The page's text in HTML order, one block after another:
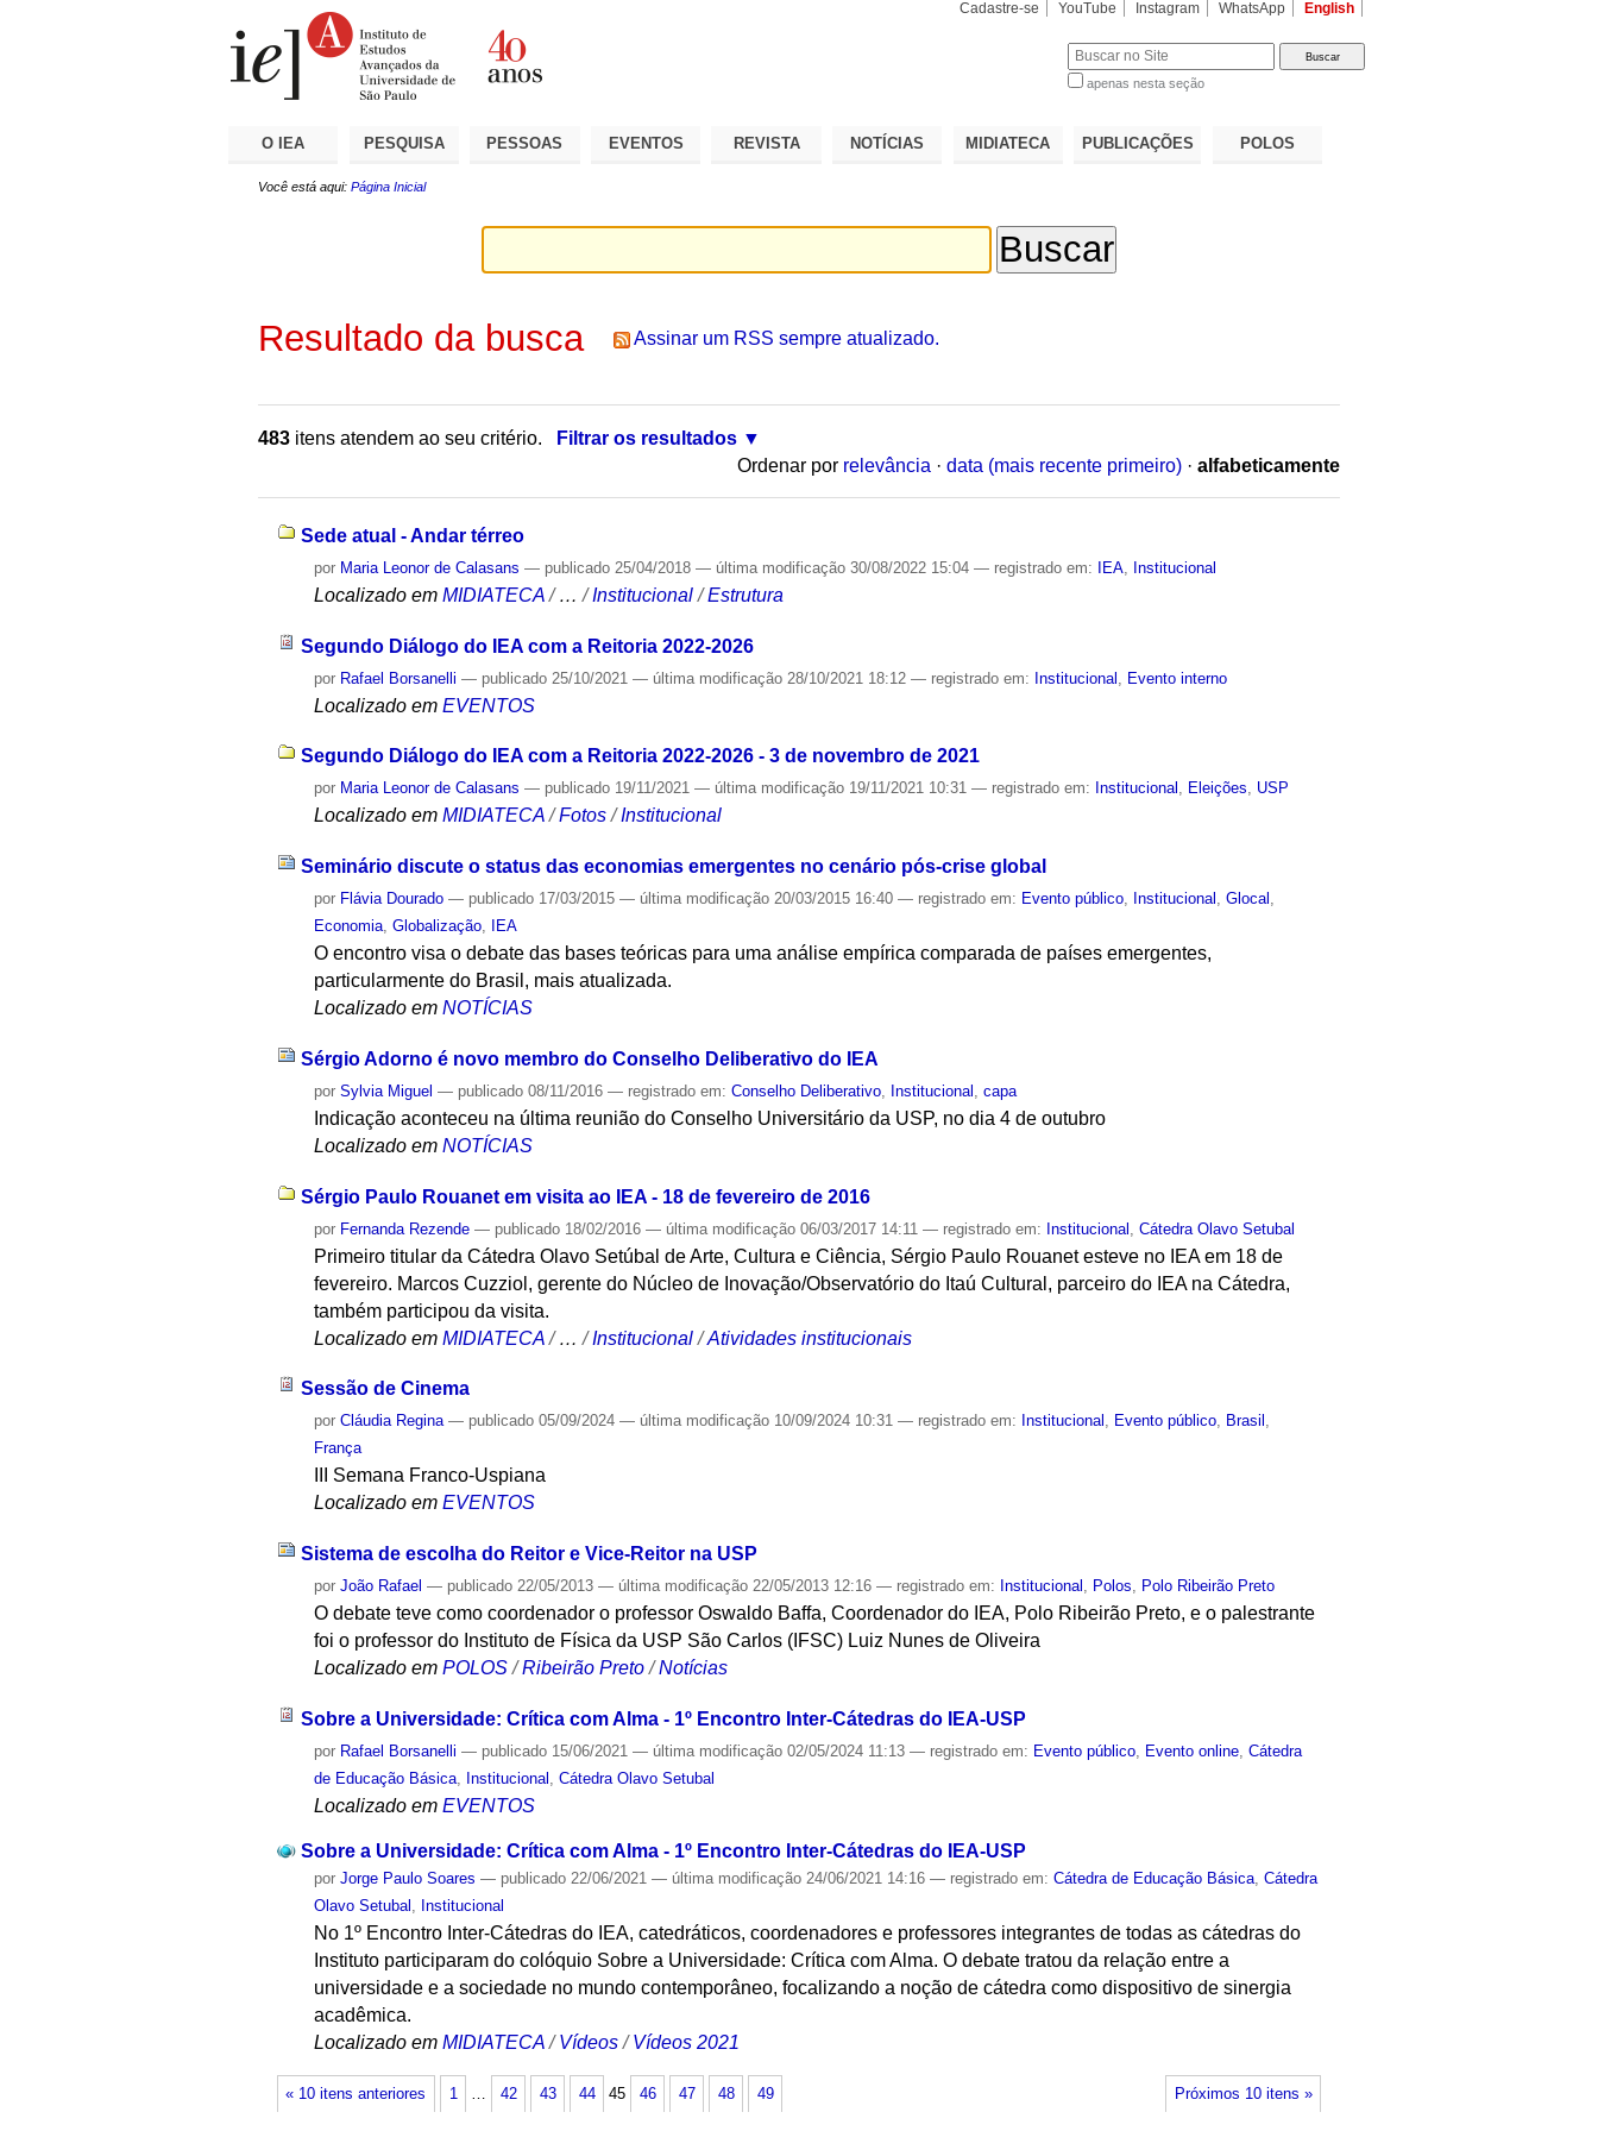
Cadastre-se YouTube Instagram WhatsApp English
apenas nesta seção
O IEA PESQUISA PESSOAS EVENTOS REVISTA NOTÍCIAS MIDIATECA PUBLICAÇÕES POLOS
Você está aqui: Página Inicial
Resultado da busca Assinar um RSS sempre atualizado.
483 itens atendem ao seu critério.
Filtrar os resultados
Ordenar por relevância · data (mais recente primeiro) · alfabeticamente
Sede atual - Andar térreo
por Maria Leonor de Calasans — publicado 25/04/2018— última modificação 30/08/2022 15:04— registrado em: IEA Institucional
Localizado em MIDIATECA /…/Institucional /Estrutura
Segundo Diálogo do IEA com a Reitoria 2022-2026
por Rafael Borsanelli — publicado 25/10/2021— última modificação 28/10/2021 18:12— registrado em: Institucional Evento interno
Localizado em EVENTOS
Segundo Diálogo do IEA com a Reitoria 2022-2026 - 3 de novembro de 2021
por Maria Leonor de Calasans — publicado 19/11/2021— última modificação 19/11/2021 10:31— registrado em: Institucional , Eleições, USP
Localizado em MIDIATECA /Fotos /Institucional
Seminário discute o status das economias emergentes no cenário pós-crise global
por Flávia Dourado — publicado 17/03/2015— última modificação 20/03/2015 16:40— registrado em: Evento público, Institucional ,Glocal ,
Economia,Globalização, IEA
O encontro visa o debate das bases teóricas para uma análise empírica comparada de países emergentes,
particularmente do Brasil, mais atualizada.
Localizado em NOTÍCIAS
Sérgio Adorno é novo membro do Conselho Deliberativo do IEA
porSylvia Miguel — publicado 08/11/2016— registrado em:Conselho Deliberativo Institucional ,capa
Indicação aconteceu na última reunião do Conselho Universitário da USP, no dia 4 de outubro
Localizado em NOTÍCIAS
Sérgio Paulo Rouanet em visita ao IEA - 18 de fevereiro de 2016
por Fernanda Rezende — publicado 18/02/2016— última modificação 06/03/2017 14:11— registrado em: Institucional ,Cátedra Olavo Setubal
Primeiro titular da Cátedra Olavo Setúbal de Arte, Cultura e Ciência, Sérgio Paulo Rouanet esteve no IEA em 18 de
fevereiro. Marcos Cuzziol, gerente do Núcleo de Inovação/Observatório do Itaú Cultural, parceiro do IEA na Cátedra,
também participou da visita.
Localizado em MIDIATECA /…/Institucional /Atividades institucionais
Sessão de Cinema
porCláudia Regina — publicado 05/09/2024— última modificação 10/09/2024 10:31— registrado em: Institucional , Evento público, Brasil ,
França
III Semana Franco-Uspiana
Localizado em EVENTOS
Sistema de escolha do Reitor e Vice-Reitor na USP
porJoão Rafael — publicado 22/05/2013— última modificação 22/05/2013 12:16— registrado em: Institucional Polos Polo Ribeirão Preto
O debate teve como coordenador o professor Oswaldo Baffa, Coordenador do IEA, Polo Ribeirão Preto, e o palestrante
foi o professor do Instituto de Física da USP São Carlos (IFSC) Luiz Nunes de Oliveira
Localizado em POLOS /Ribeirão Preto /Notícias
Sobre a Universidade: Crítica com Alma - 1º Encontro Inter-Cátedras do IEA-USP
por Rafael Borsanelli — publicado 15/06/2021— última modificação 02/05/2024 11:13— registrado em: Evento público Evento online ,Cátedra
de Educação Básica Institucional ,Cátedra Olavo Setubal
Localizado em EVENTOS
Sobre a Universidade: Crítica com Alma - 1º Encontro Inter-Cátedras do IEA-USP
porJorge Paulo Soares — publicado 22/06/2021— última modificação 24/06/2021 14:16— registrado em:Cátedra de Educação Básica,Cátedra
Olavo Setubal , Institucional
No 1º Encontro Inter-Cátedras do IEA, catedráticos, coordenadores e professores integrantes de todas as cátedras do
Instituto participaram do colóquio Sobre a Universidade: Crítica com Alma. O debate tratou da relação entre a
universidade e a sociedade no mundo contemporâneo, focalizando a noção de cátedra como dispositivo de sinergia
acadêmica.
Localizado em MIDIATECA /Vídeos /Vídeos 2021
« 10 itens anteriores Próximos 10 itens »
1 42 43 44 45 46 47 48 49